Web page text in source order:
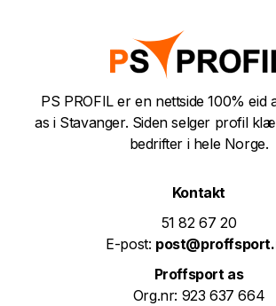
PS PROFIL er en nettside 100% eid
as i Stavanger. Siden selger profil
bedrifter i hele Norge.
Kontakt
51 82 67 20
E-post:
Proffsport as
Org.nr: 923 637 664